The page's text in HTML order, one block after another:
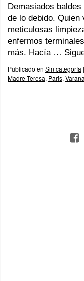
Demasiados
de lo debido. Quien
meticulosas
enfermos
más. Hacía …
Publicado en Sin categoría |
Madre Teresa, Paris,